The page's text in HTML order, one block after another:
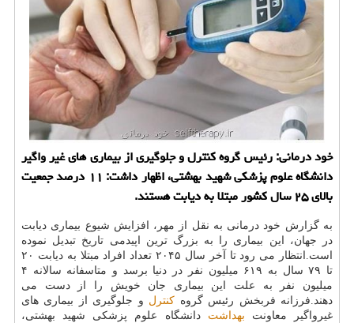
خود درمانی: رئیس گروه كنترل و جلوگیری از بیماری های غیر واگیر
دانشگاه علوم پزشكی شهید بهشتی، اظهار داشت: ۱۱ درصد جمعیت
بالای ۲۵ سال كشور مبتلا به دیابت هستند.
به گزارش خود درمانی به نقل از مهر، افزایش شیوع بیماری دیابت
در جهان، این بیماری را به بزرگ ترین اپیدمی تاریخ تبدیل نموده
است.انتظار می رود تا آخر سال ۲۰۴۵ تعداد افراد مبتلا به دیابت ۲۰
تا ۷۹ سال به ۶۱۹ میلیون نفر در دنیا برسد و متاسفانه سالانه ۴
میلیون نفر به علت این بیماری جان خویش را از دست می
دهند.فرزانه فربخش رئیس گروه كنترل و جلوگیری از بیماری های
غیرواگیر معاونت بهداشت دانشگاه علوم پزشكی شهید بهشتی،